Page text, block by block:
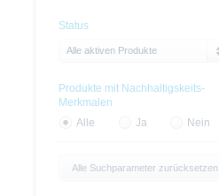
Status
Alle aktiven Produkte
Produkte mit Nachhaltigskeits-
Merkmalen
Alle
Ja Nein
Alle Suchparameter zurücksetzen